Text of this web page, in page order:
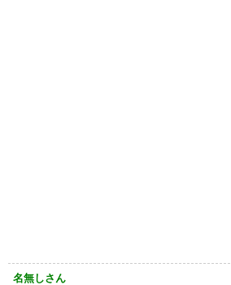
名無しさん